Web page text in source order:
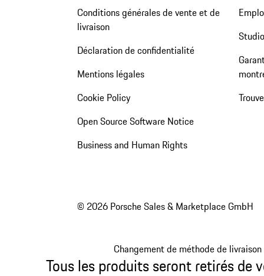
Conditions générales de vente et de
livraison
Déclaration de confidentialité
Mentions légales
Cookie Policy
Open Source Software Notice
Business and Human Rights
© 2026 Porsche Sales & Marketplace GmbH
Changement de méthode de livraison
Tous les produits seront retirés de